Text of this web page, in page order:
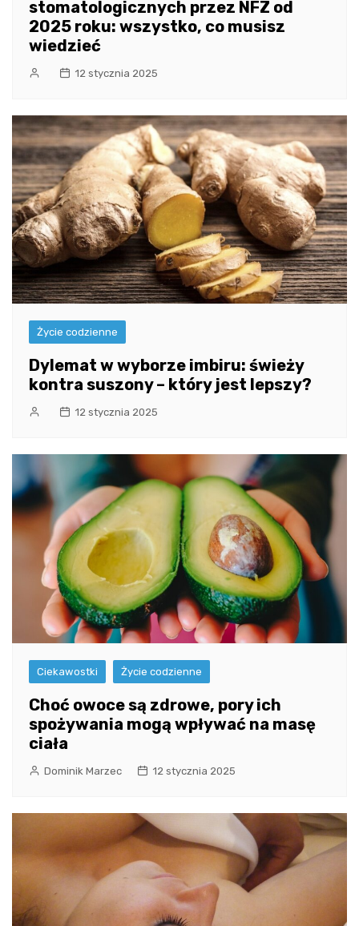
stomatologicznych przez NFZ od
2025 roku: wszystko, co musisz
wiedzieć
12 stycznia 2025
Życie codzienne
Dylemat w wyborze imbiru: świeży
kontra suszony – który jest lepszy?
12 stycznia 2025
Ciekawostki Życie codzienne
Choć owoce są zdrowe, pory ich
spożywania mogą wpływać na masę
ciała
Dominik Marzec 12 stycznia 2025